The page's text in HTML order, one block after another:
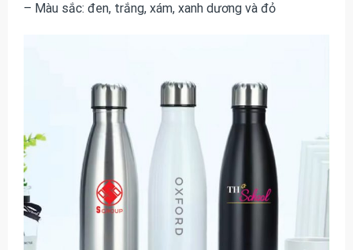
– Màu sắc: đen, trắng, xám, xanh dương và đỏ